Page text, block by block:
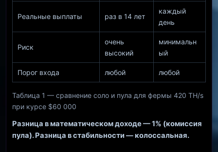
Реальные выплаты раз в 14 лет
каждый
день
Риск
очень
высокий
минимальн
ый
Порог входа любой любой
Таблица 1 — сравнение соло и пула для фермы 420 TH/s
при курсе $60 000
Разница в математическом доходе — 1% (комиссия
пула). Разница в стабильности — колоссальная.